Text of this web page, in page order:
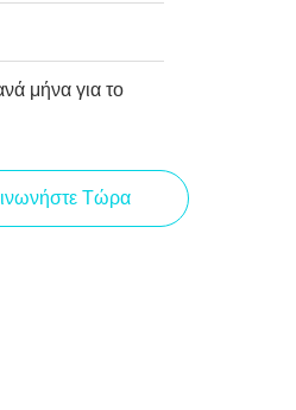
μήνα για το
Τώρα